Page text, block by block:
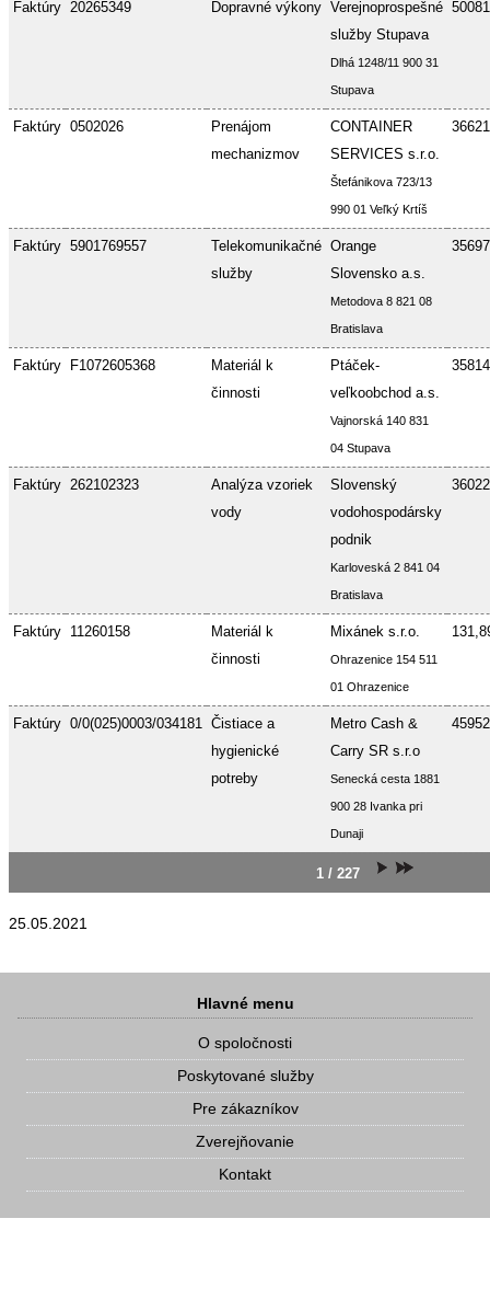
Faktúry 20265349 Dopravné výkony Verejnoprospešné
služby Stupava
Dlhá 1248/11 900 31
Stupava
Faktúry 0502026
Prenájom
mechanizmov
CONTAINER
SERVICES s.r.o.
Štefánikova 723/13
990 01 Veľký Krtíš
Faktúry 5901769557
Telekomunikačné
služby
Orange
Slovensko a.s.
Metodova 8 821 08
Bratislava
Faktúry F1072605368
Materiál k
činnosti
Ptáček-
veľkoobchod a.s.
Vajnorská 140 831
04 Stupava
Faktúry 262102323
Analýza vzoriek
vody
Slovenský
vodohospodársky
podnik
Karloveská 2 841 04
Bratislava
Faktúry 11260158
Materiál k
činnosti
Mixánek s.r.o.
Ohrazenice 154 511
01 Ohrazenice
Faktúry 0/0(025)0003/034181 Čistiace a
hygienické
potreby
Metro Cash &
Carry SR s.r.o
Senecká cesta 1881
900 28 Ivanka pri
Dunaji
1 / 227
25.05.2021
Hlavné menu
O spoločnosti
Poskytované služby
Pre zákazníkov
Zverejňovanie
Kontakt